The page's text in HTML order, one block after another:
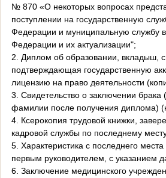
№ 870 «О некоторых вопросах
поступлении на государственную
Федерации и муниципальную службу в
Федерации и их актуализации";
2. Диплом об образовании, вкладыш,
подтверждающая государственную
лицензию на право деятельности
3. Свидетельство о заключении брака
фамилии после получения диплома)
4. Ксерокопия трудовой книжки,
кадровой службы по последнему
5. Характеристика с последнего
первым руководителем, с указанием
6. Заключение медицинского